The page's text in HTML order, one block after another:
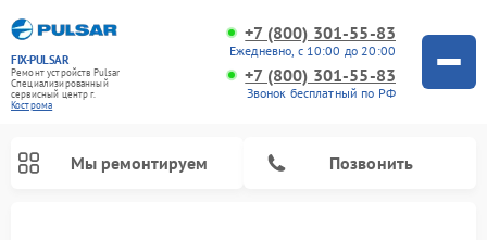
FIX-PULSAR
Ремонт устройств Pulsar
Специализированный
cервисный центр г.
Кострома
+7 (800) 301-55-83
Ежедневно, с 10:00 до 20:00
+7 (800) 301-55-83
Звонок бесплатный по РФ
Мы ремонтируем Позвонить